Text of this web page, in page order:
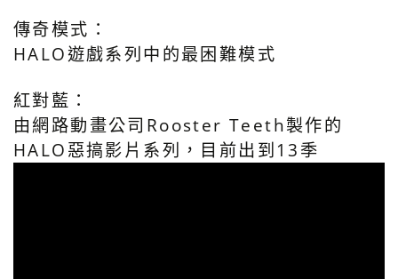
傳奇模式：
HALO遊戲系列中的最困難模式
紅對藍：
由網路動畫公司Rooster Teeth製作的
HALO惡搞影片系列，目前出到13季